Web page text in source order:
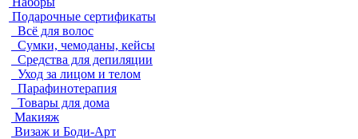
Подарочные сертификаты
Всё для волос
Сумки, чемоданы, кейсы
Средства для депиляции
Уход за лицом и телом
Парафинотерапия
Товары для дома
Макияж
Визаж и Боди-Арт